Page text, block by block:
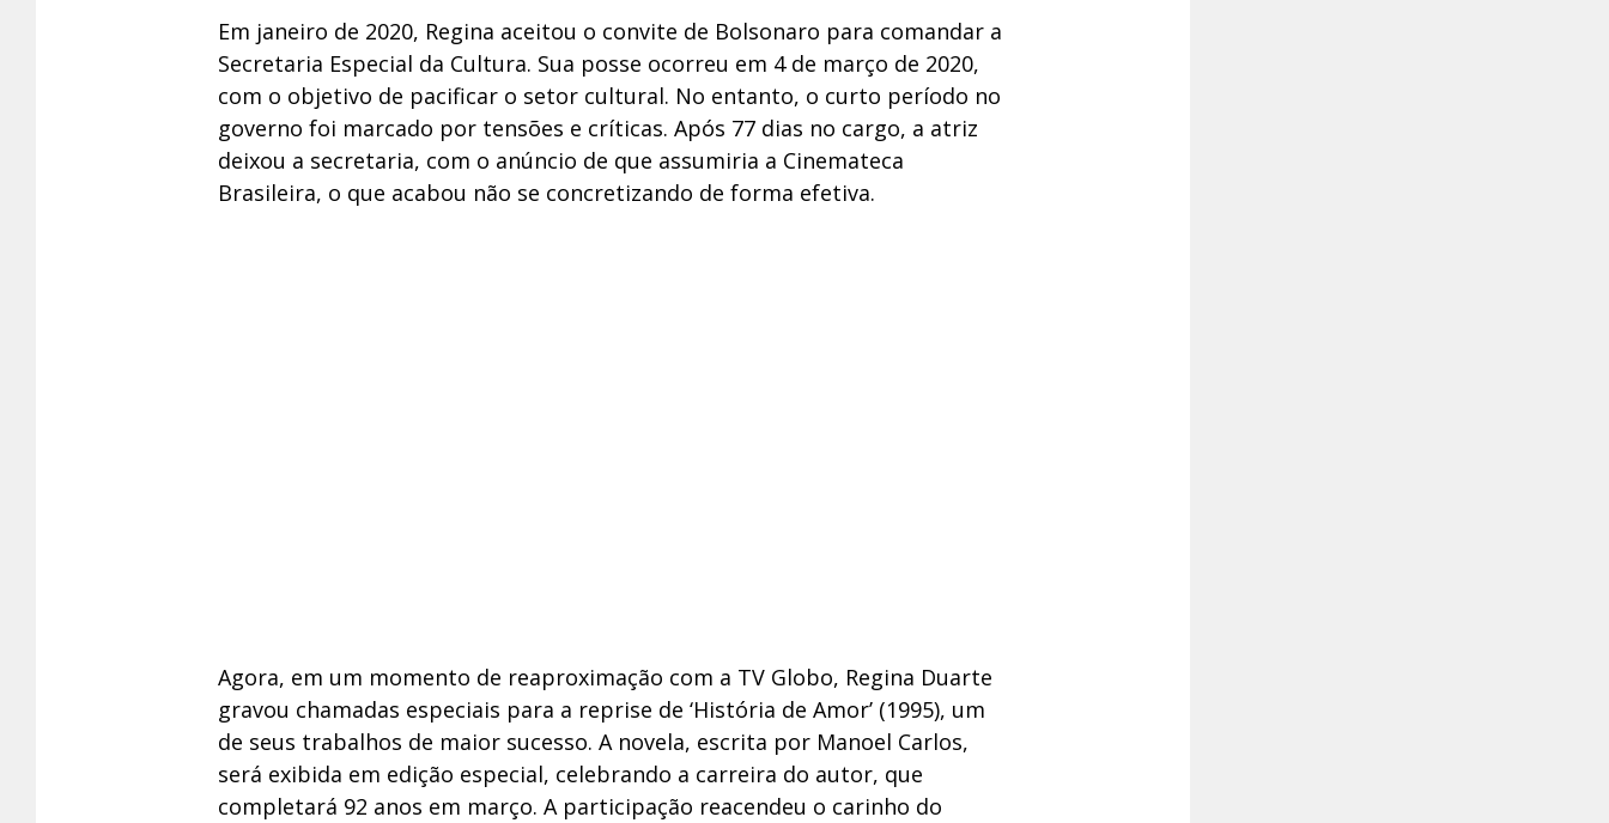
Em janeiro de 2020, Regina aceitou o convite de Bolsonaro para comandar a
Secretaria Especial da Cultura. Sua posse ocorreu em 4 de março de 2020,
com o objetivo de pacificar o setor cultural. No entanto, o curto período no
governo foi marcado por tensões e críticas. Após 77 dias no cargo, a atriz
deixou a secretaria, com o anúncio de que assumiria a Cinemateca
Brasileira, o que acabou não se concretizando de forma efetiva.
Agora, em um momento de reaproximação com a TV Globo, Regina Duarte
gravou chamadas especiais para a reprise de ‘História de Amor’ (1995), um
de seus trabalhos de maior sucesso. A novela, escrita por Manoel Carlos,
será exibida em edição especial, celebrando a carreira do autor, que
completará 92 anos em março. A participação reacendeu o carinho do